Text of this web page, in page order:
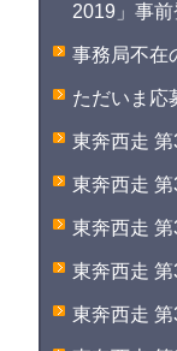
2019」事
事務局不在
ただいま応
東奔西走 第
東奔西走 第
東奔西走 第
東奔西走 第
東奔西走 第